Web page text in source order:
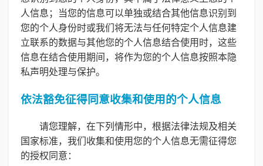
人信息；当您的信息可以单独或结合其他信息识别到
您的个人身份时或我们将无法与任何特定个人信息建
立联系的数据与其他您的个人信息结合使用时，这些
信息在结合使用期间，将作为您的个人信息按照本隐
私声明处理与保护。
依法豁免征得同意收集和使用的个人信息
请您理解，在下列情形中，根据法律法规及相关
国家标准，我们收集和使用您的个人信息无需征得您
的授权同意：